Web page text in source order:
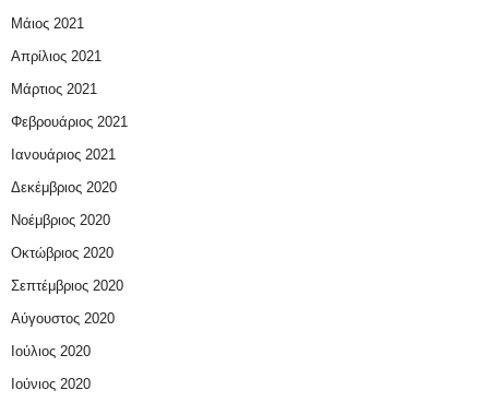
Μάιος 2021
Απρίλιος 2021
Μάρτιος 2021
Φεβρουάριος 2021
Ιανουάριος 2021
Δεκέμβριος 2020
Νοέμβριος 2020
Οκτώβριος 2020
Σεπτέμβριος 2020
Αύγουστος 2020
Ιούλιος 2020
Ιούνιος 2020